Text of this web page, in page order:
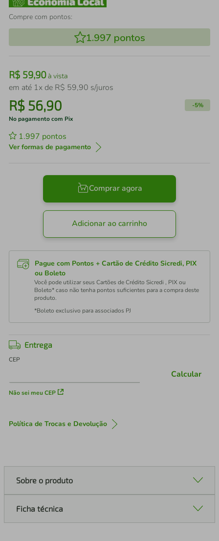
Compre com pontos:
1.997 pontos
R$ 59,90à vista
em até 1x de R$ 59,90 s/juros
R$ 56,90 -5%
No pagamento com Pix
1.997 pontos
Ver formas de pagamento
Comprar agora
Adicionar ao carrinho
Pague com Pontos + Cartão de Crédito Sicredi, PIX
ou Boleto
Você pode utilizar seus Cartões de Crédito Sicredi , PIX ou
Boleto* caso não tenha pontos suficientes para a compra deste
produto.
*Boleto exclusivo para associados PJ
Entrega
CEP
Não sei meu CEP
Calcular
Política de Trocas e Devolução
Sobre o produto
Ficha técnica